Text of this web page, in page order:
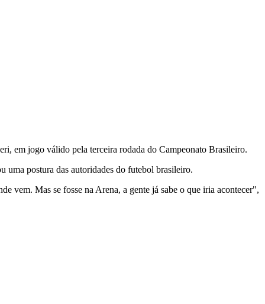
em jogo válido pela terceira rodada do Campeonato Brasileiro.
uma postura das autoridades do futebol brasileiro.
vem. Mas se fosse na Arena, a gente já sabe o que iria acontecer",